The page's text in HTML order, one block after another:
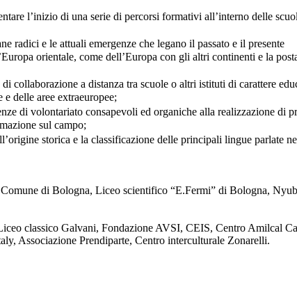
l’inizio di una serie di percorsi formativi all’interno delle
radici e le attuali emergenze che legano il passato e il presente
orientale, come dell’Europa con gli altri continenti e la
collaborazione a distanza tra scuole o altri istituti di carattere
delle aree extraeuropee;
di volontariato consapevoli ed organiche alla realizzazione di
sul campo;
storica e la classificazione delle principali lingue parlate
di Bologna, Liceo scientifico “E.Fermi” di Bologna,
classico Galvani, Fondazione AVSI, CEIS, Centro Amilcal
Associazione Prendiparte, Centro interculturale Zonarelli.